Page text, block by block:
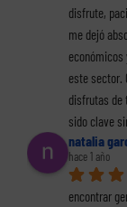
disfrute,
me dejó
económicos
este sector.
disfrutas de
sido clave
natalia
hace 1 año
encontrar